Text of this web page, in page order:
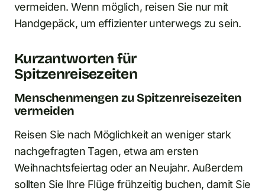
vermeiden. Wenn möglich, reisen Sie nur mit
Handgepäck, um effizienter unterwegs zu sein.
Kurzantworten für
Spitzenreisezeiten
Menschenmengen zu Spitzenreisezeiten
vermeiden
Reisen Sie nach Möglichkeit an weniger stark
nachgefragten Tagen, etwa am ersten
Weihnachtsfeiertag oder an Neujahr. Außerdem
sollten Sie Ihre Flüge frühzeitig buchen, damit Sie